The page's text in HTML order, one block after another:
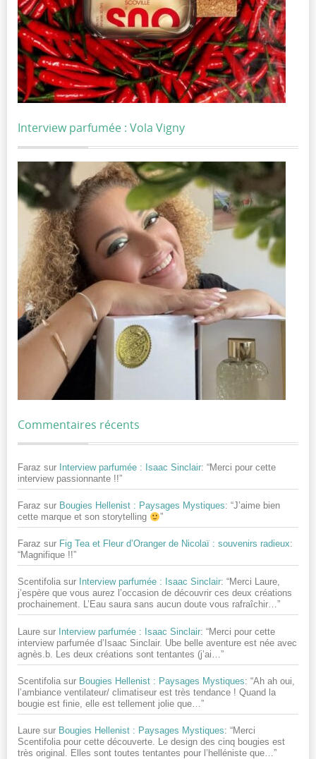
Interview parfumée : Vola Vigny
Commentaires récents
Faraz sur Interview parfumée : Isaac Sinclair: “Merci pour cette
interview passionnante !!”
Faraz sur Bougies Hellenist : Paysages Mystiques: “J’aime bien
cette marque et son storytelling
”
Faraz sur Fig Tea et Fleur d’Oranger de Nicolaï : souvenirs radieux:
“Magnifique !!”
Scentifolia sur Interview parfumée : Isaac Sinclair: “Merci Laure,
j’espère que vous aurez l’occasion de découvrir ces deux créations
prochainement. L’Eau saura sans aucun doute vous rafraîchir…”
Laure sur Interview parfumée : Isaac Sinclair: “Merci pour cette
interview parfumée d’Isaac Sinclair. Ube belle aventure est née avec
agnès.b. Les deux créations sont tentantes (j’ai… ”
Scentifolia sur Bougies Hellenist : Paysages Mystiques: “Ah ah oui,
l’ambiance ventilateur/ climatiseur est très tendance ! Quand la
bougie est finie, elle est tellement jolie que… ”
Laure sur Bougies Hellenist : Paysages Mystiques: “Merci
Scentifolia pour cette découverte. Le design des cinq bougies est
très original. Elles sont toutes tentantes pour l’helléniste que… ”